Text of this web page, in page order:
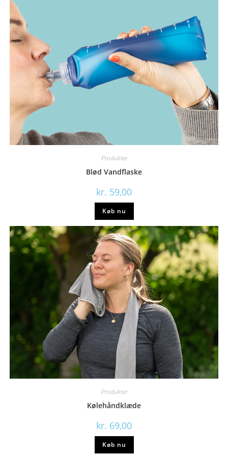
Produkter
Blød Vandflaske
kr. 59,00
Køb nu
Produkter
Kølehåndklæde
kr. 69,00
Køb nu